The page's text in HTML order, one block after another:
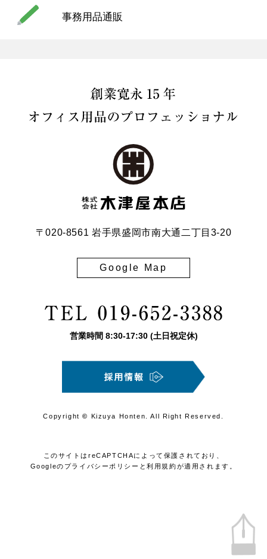
事務用品通販
〒020-8561 岩手県盛岡市南大通二丁目3-20
Google Map
営業時間 8:30-17:30(土日祝定休)
Copyright© Kizuya Honten. All Right Reserved.
このサイトはreCAPTCHAによって保護されており、
Googleの プライバシーポリシー と利用規約が適用されます。